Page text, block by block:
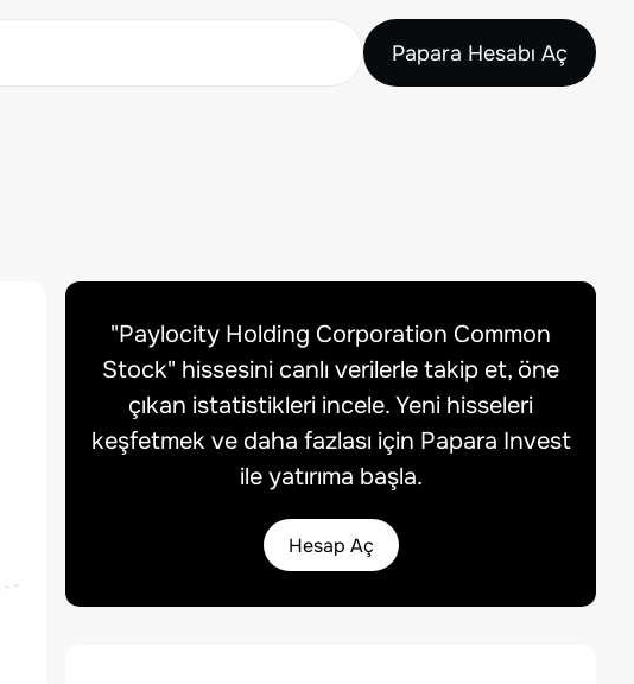
Papara Hesabı Aç
"Paylocity Holding Corporation Common
Stock" hissesini canlı verilerle takip et, öne
çıkan istatistikleri incele. Yeni hisseleri
keşfetmek ve daha fazlası için Papara Invest
ile yatırıma başla.
Hesap Aç